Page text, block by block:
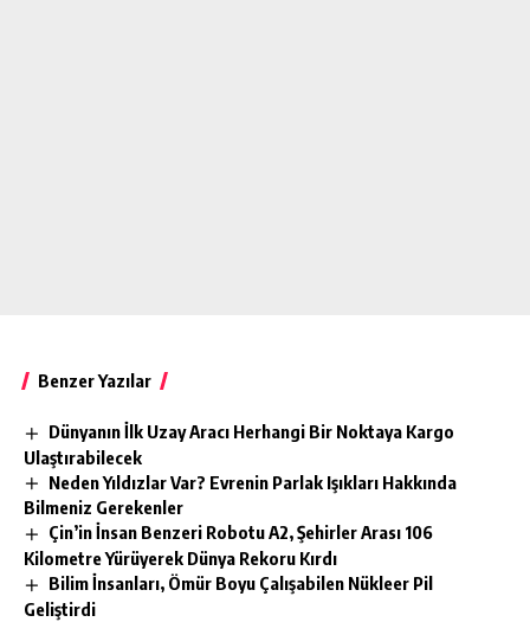
Benzer Yazılar
Dünyanın İlk Uzay Aracı Herhangi Bir Noktaya Kargo
Ulaştırabilecek
Neden Yıldızlar Var? Evrenin Parlak Işıkları Hakkında
Bilmeniz Gerekenler
Çin’in İnsan Benzeri Robotu A2, Şehirler Arası 106
Kilometre Yürüyerek Dünya Rekoru Kırdı
Bilim İnsanları, Ömür Boyu Çalışabilen Nükleer Pil
Geliştirdi